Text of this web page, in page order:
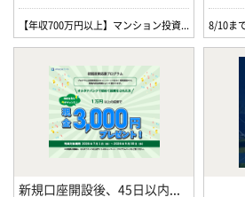
【年収700万円以上】マンション投資 個別面談 / JPリターンズ